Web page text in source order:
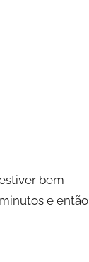
bem
e então